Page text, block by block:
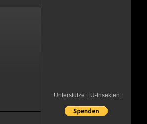
Unterstütze EU-Insekten: